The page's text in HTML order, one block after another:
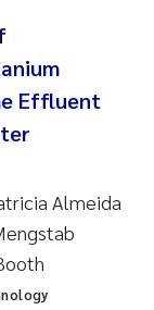
Effluent
Almeida